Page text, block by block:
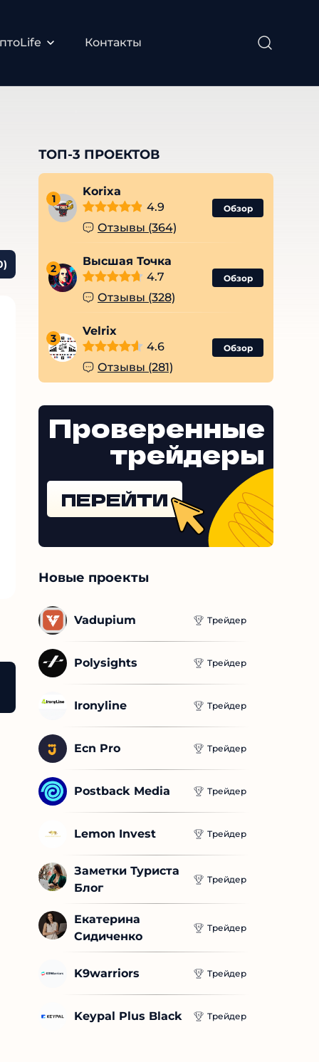
Контакты
ТОП-3 ПРОЕКТОВ
1
Korixa
4.9
Отзывы (364)
Обзор
2
Высшая Точка
4.7
Отзывы (328)
Обзор
3
Velrix
4.6
Отзывы (281)
Обзор
Проверенные
трейдеры
ПЕРЕЙТИ
Новые проекты
Vadupium Трейдер
Polysights Трейдер
Ironyline Трейдер
Ecn Pro Трейдер
Postback Media Трейдер
Lemon Invest Трейдер
Заметки Туриста
Блог
Трейдер
Екатерина
Сидиченко
Трейдер
K9warriors Трейдер
Keypal Plus Black Трейдер